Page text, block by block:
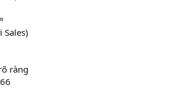
ràng